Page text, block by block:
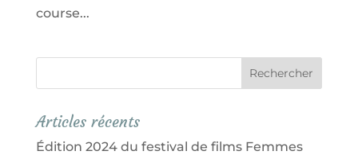
course...
Articles récents
Édition 2024 du festival de films Femmes